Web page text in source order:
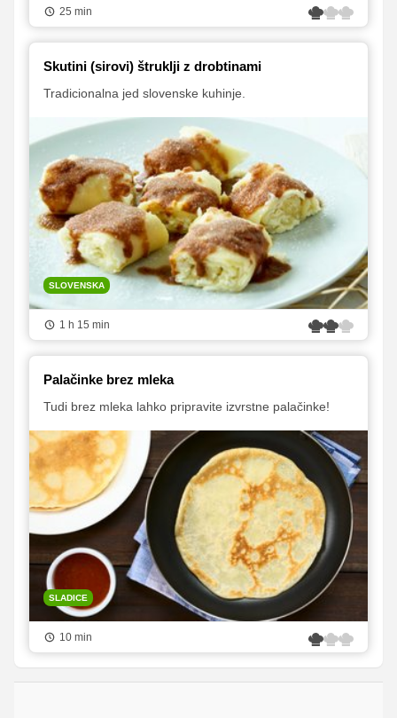
25 min
Skutini (sirovi) štruklji z drobtinami
Tradicionalna jed slovenske kuhinje.
SLOVENSKA
1 h 15 min
Palačinke brez mleka
Tudi brez mleka lahko pripravite izvrstne palačinke!
SLADICE
10 min